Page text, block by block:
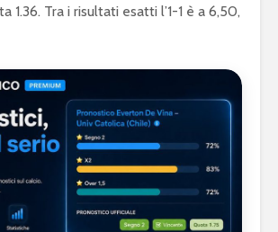
1.36. Tra i risultati esatti l’1-1 è a 6,50,